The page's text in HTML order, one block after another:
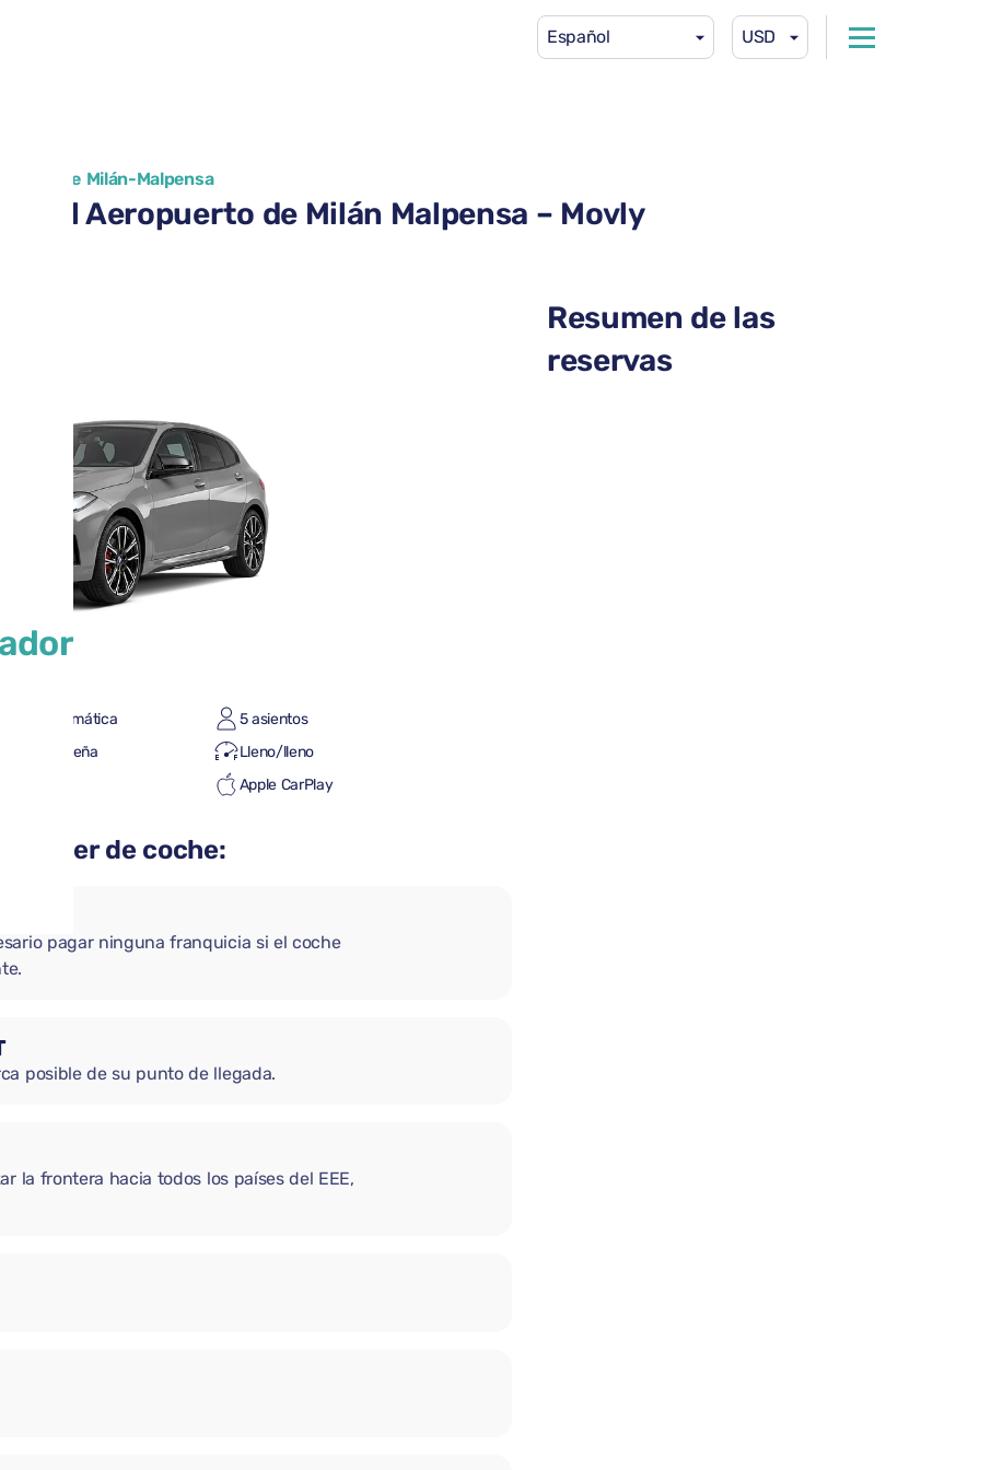
Español USD
de Milán-Malpensa
en el Aeropuerto de Milán Malpensa – Movly
automática
5 asientos
pequeña
Lleno/lleno
Apple CarPlay
de coche:
pagar ninguna franquicia si el coche
posible de su punto de llegada.
la frontera hacia todos los países del EEE,
Resumen de las
reservas